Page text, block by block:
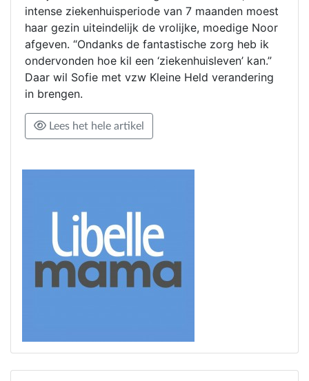
intense ziekenhuisperiode van 7 maanden moest
haar gezin uiteindelijk de vrolijke, moedige Noor
afgeven. “Ondanks de fantastische zorg heb ik
ondervonden hoe kil een ‘ziekenhuisleven’ kan.”
Daar wil Sofie met vzw Kleine Held verandering
in brengen.
Lees het hele artikel